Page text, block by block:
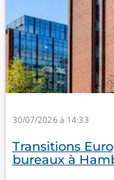
30/07/2026 à 14:33
Transitions
bureaux à